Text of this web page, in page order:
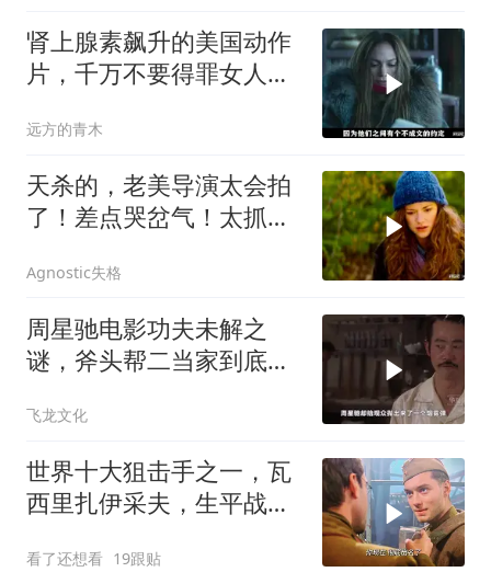
肾上腺素飙升的美国动作
片，千万不要得罪女人，
远方的青木
天杀的，老美导演太会拍
了！差点哭岔气！太抓心
Agnostic失格
周星驰电影功夫未解之
谜，斧头帮二当家到底是
飞龙文化
世界十大狙击手之一，瓦
西里扎伊采夫，生平战绩
看了还想看 19跟贴